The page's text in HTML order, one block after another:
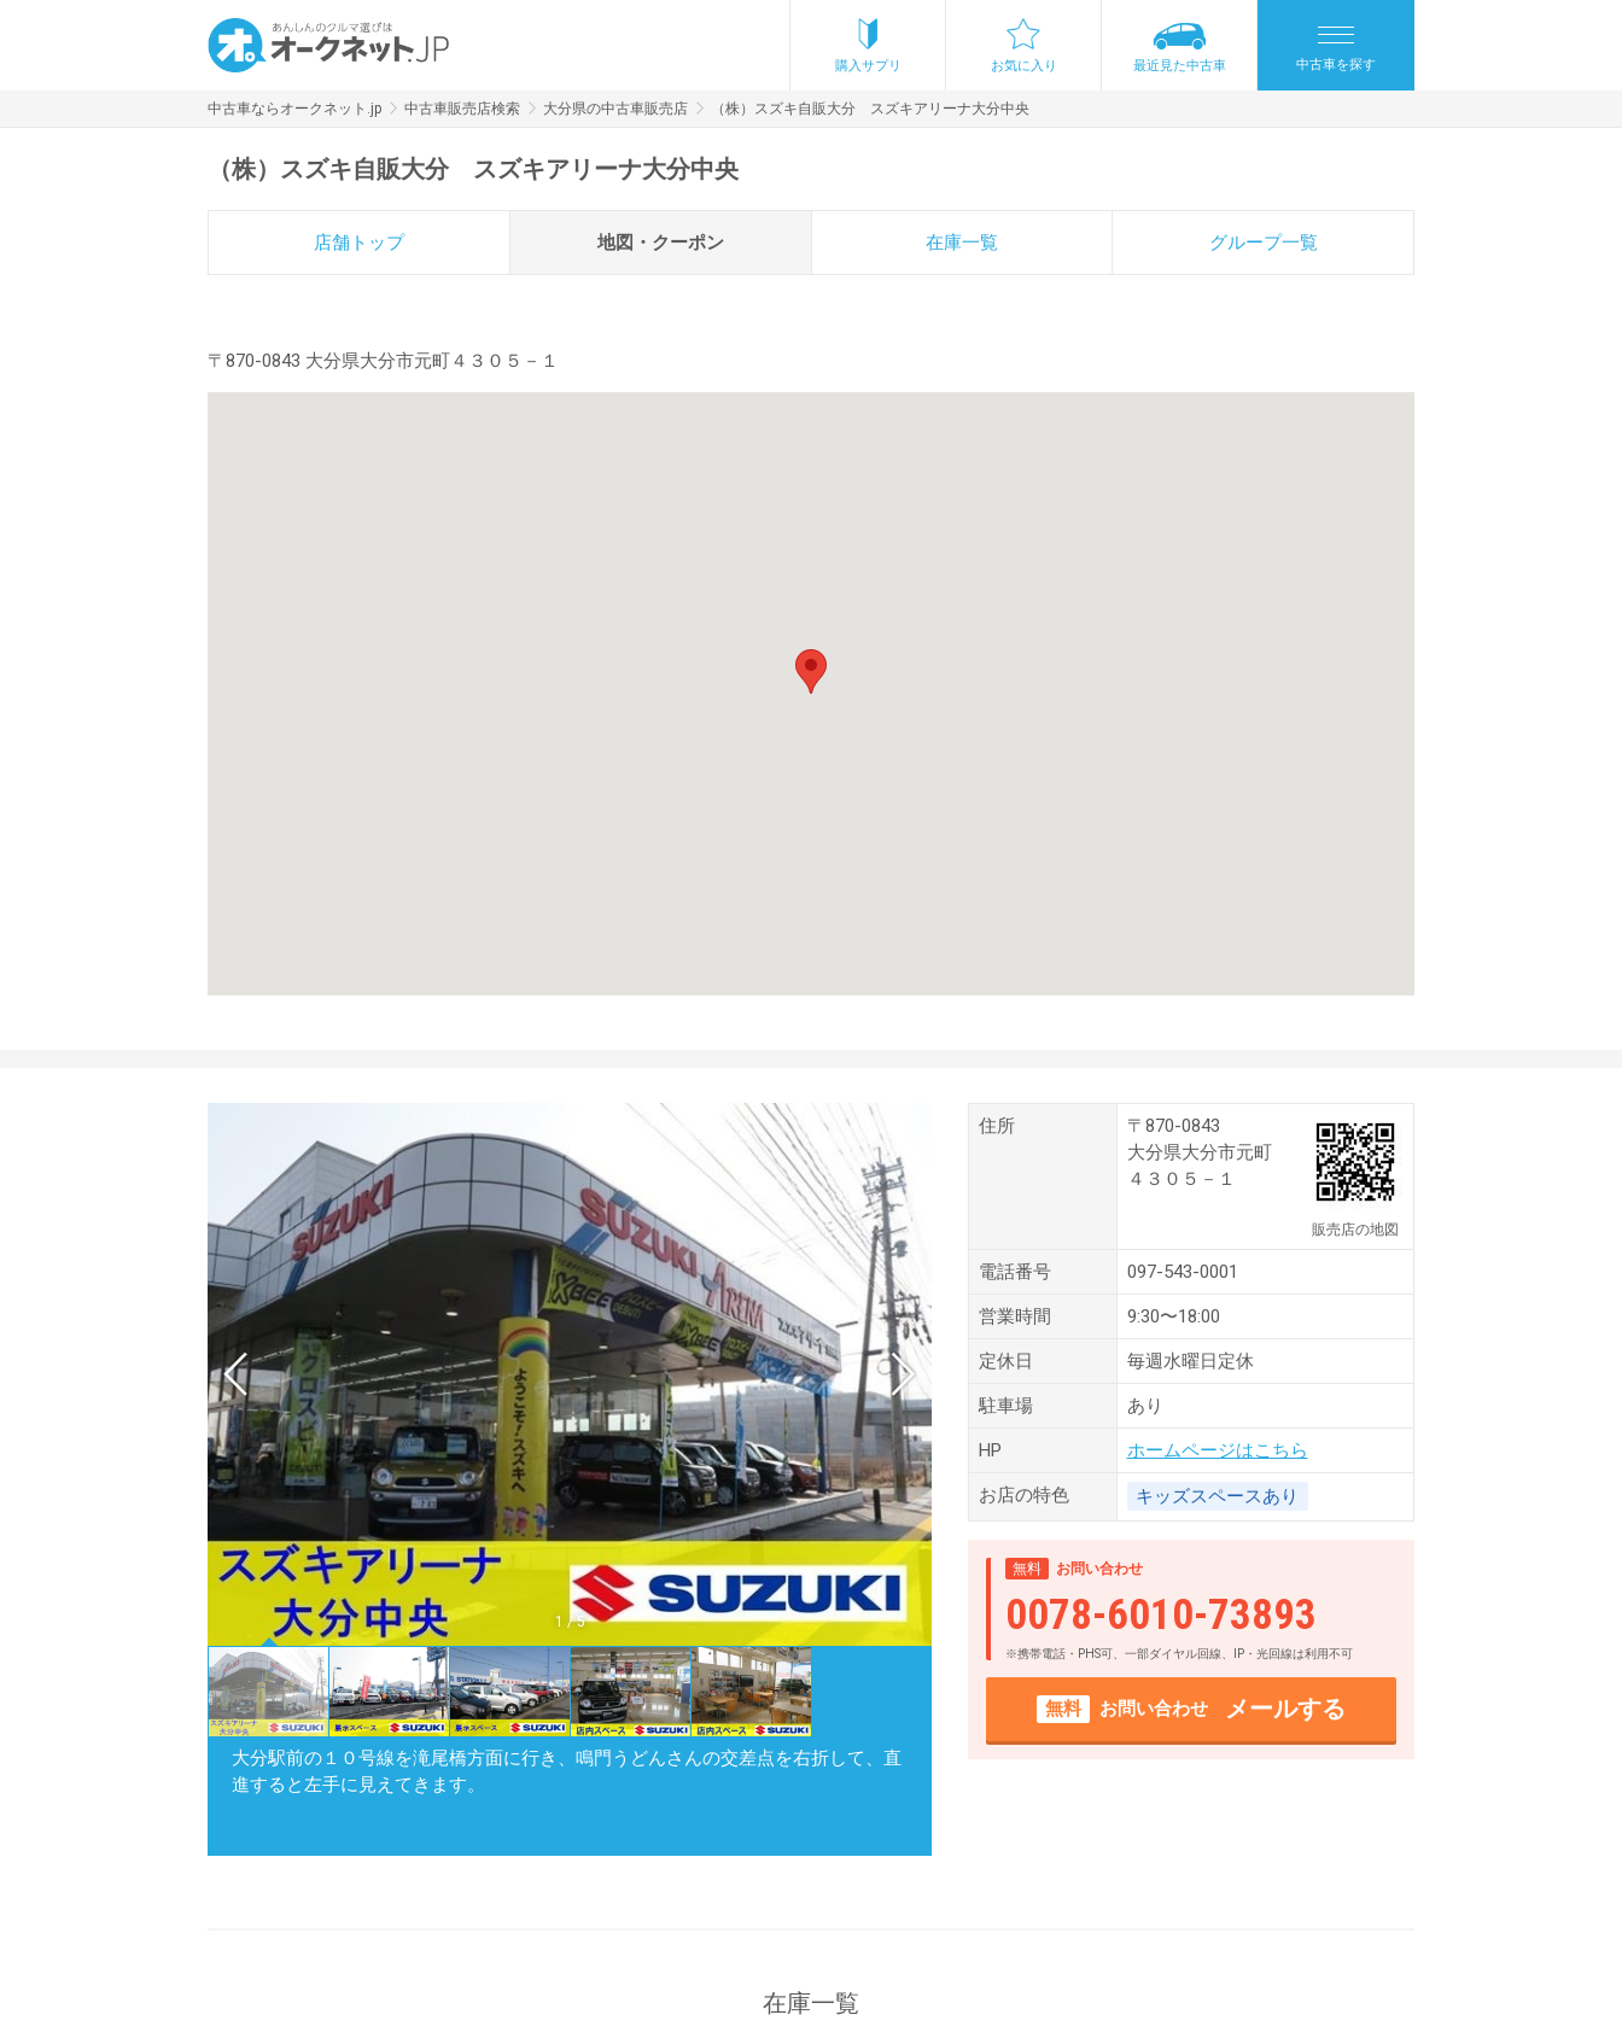
購入サプリ お気に入り 最近見た中古車 中古車を探す
中古車ならオークネット.jp 中古車販売店検索 大分県の中古車販売店 （株）スズキ自販大分 スズキアリーナ大分中央
（株）スズキ自販大分 スズキアリーナ大分中央
店舗トップ 地図・クーポン 在庫一覧 グループ一覧
〒870-0843 大分県大分市元町４３０５－１
1 /5
大分駅前の１０号線を滝尾橋方面に行き、鳴門うどんさんの交差点を右折して、直
進すると左手に見えてきます。
住所
〒870-0843
大分県大分市元町
４３０５－１
販売店の地図
電話番号 097-543-0001
営業時間 9:30〜18:00
定休日 毎週水曜日定休
駐車場 あり
HP ホームページはこちら
お店の特色 キッズスペースあり
無料 お問い合わせ
0078-6010-73893
※携帯電話・PHS可、一部ダイヤル回線、IP・光回線は利用不可
無料 お問い合わせ メールする
在庫一覧